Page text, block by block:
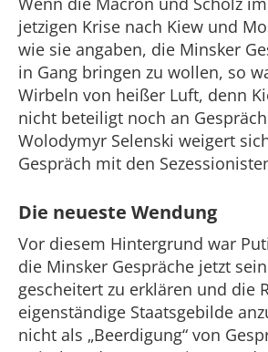
jetzigen Krise nach Kiew und
wie sie angaben, die Minsker
in Gang bringen zu wollen, so
Wirbeln von heißer Luft, denn
nicht beteiligt noch an
Wolodymyr Selenski weigert
Gespräch mit den
Die neueste Wendung
Vor diesem Hintergrund war
die Minsker Gespräche jetzt
gescheitert zu erklären und die
eigenständige Staatsgebilde
nicht als „Beerdigung“ von